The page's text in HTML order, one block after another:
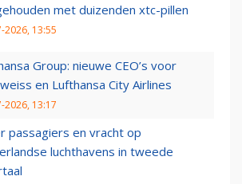
met duizenden xtc-pillen
2026, 13:55
Group: nieuwe CEO’s voor
en Lufthansa City Airlines
2026, 13:17
passagiers en vracht op
luchthavens in tweede